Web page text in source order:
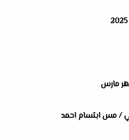
مارس
/ مس ابتسام احمد